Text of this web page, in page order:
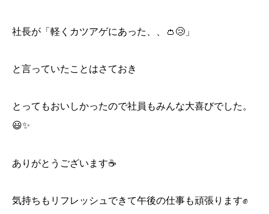
社長が「軽くカツアゲにあった、、👛😢」
と言っていたことはさておき
とってもおいしかったので社員もみんな大喜びでした。
😃✨
ありがとうございます☕
気持ちもリフレッシュできて午後の仕事も頑張ります✊